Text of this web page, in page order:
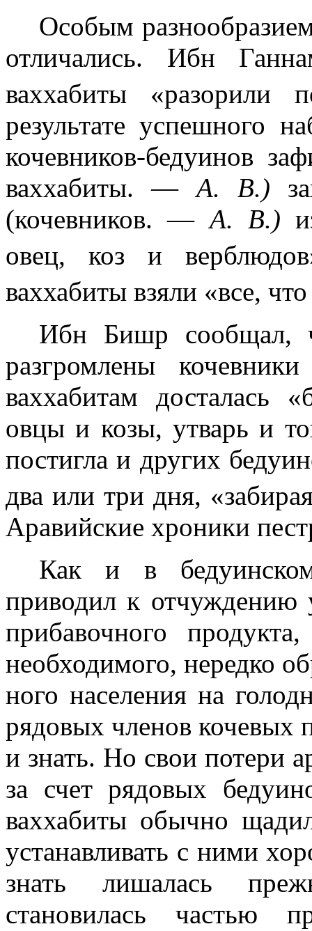
Особым
отличались. Ибн
ваххабиты «разорили
результате успешного
ко­чевников-бедуинов
ваххабиты. —А. В.)
(кочевников. —А. В.)
овец, коз и
ваххабиты взя­ли «все,
Ибн Бишр сообщал,
разгромлены
ваххабитам досталась
овцы и козы, утварь и
постигла и других
два или три дня,
Аравийские хроники
Как и в бедуинском
приводил к отчужде­нию
прибавочного
необходимого, нередко
ного населения на
рядовых членов кочевых
и знать. Но свои потери
за счет рядовых
ваххабиты обычно
устанавливать с ними
знать лишалась
становилась частью